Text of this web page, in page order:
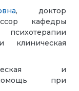
, доктор
кафедры
клиническая
и
помощь при